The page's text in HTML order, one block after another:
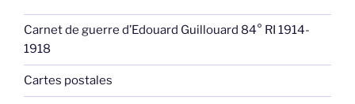
Carnet de guerre d’Edouard Guillouard 84° RI 1914-
1918
Cartes postales